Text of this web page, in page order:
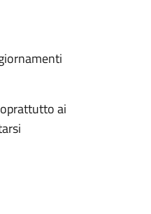
ai